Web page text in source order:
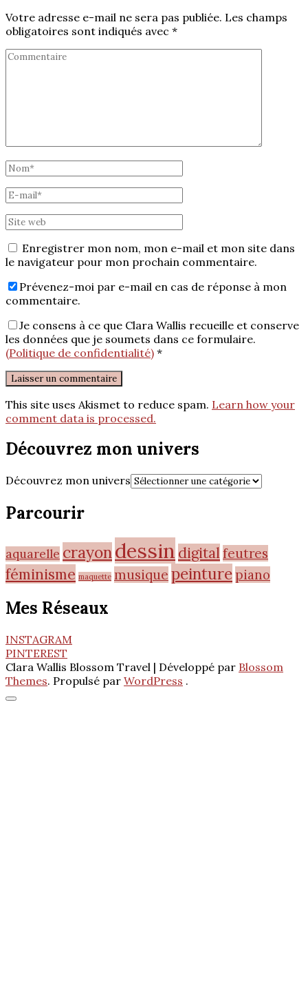
Votre adresse e-mail ne sera pas publiée. Les champs
obligatoires sont indiqués avec *
Enregistrer mon nom, mon e-mail et mon site dans
le navigateur pour mon prochain commentaire.
Prévenez-moi par e-mail en cas de réponse à mon
commentaire.
Je consens à ce que Clara Wallis recueille et conserve
les données que je soumets dans ce formulaire.
(Politique de confidentialité) *
This site uses Akismet to reduce spam. Learn how your
comment data is processed.
Découvrez mon univers
Découvrez mon univers
Parcourir
aquarelle crayondessin digitalfeutres
féminisme maquette musique peinturepiano
Mes Réseaux
INSTAGRAM
PINTEREST
Clara Wallis Blossom Travel | Développé par Blossom
Themes. Propulsé par WordPress .